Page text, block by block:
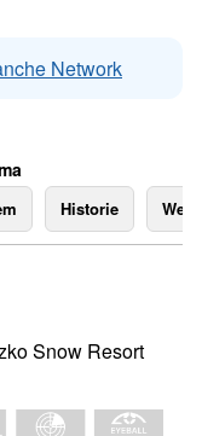
Network
Historie
Snow Resort